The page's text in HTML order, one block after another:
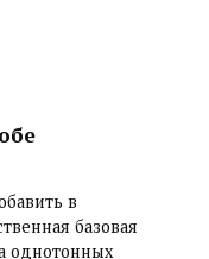
в
базовая
однотонных